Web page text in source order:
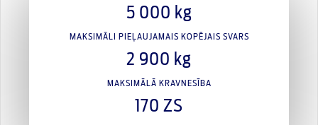
5 000 kg
MAKSIMĀLI PIEĻAUJAMAIS KOPĒJAIS SVARS
2 900 kg
MAKSIMĀLĀ KRAVNESĪBA
170 ZS